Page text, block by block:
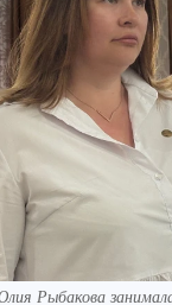
Рыбакова